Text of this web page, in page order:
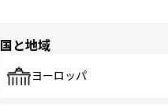
国と地域
ヨーロッパ